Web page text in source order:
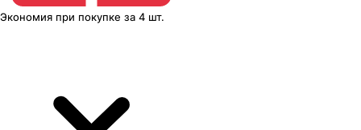
Экономия при покупке за 4 шт.